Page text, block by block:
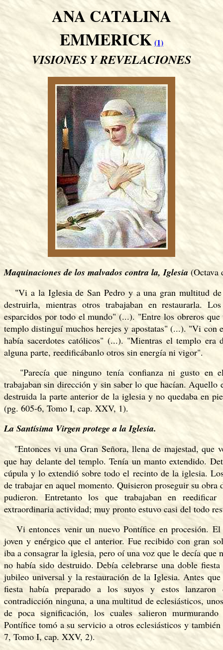
ANA CATALINA
EMMERICK (1)
VISIONES Y REVELACIONES
Maquinaciones de los malvados contra la, Iglesia (Octava
"Vi a la Iglesia de San Pedro y a una gran multitud de
destruirla, mientras otros trabajaban en restaurarla. Los
esparcidos por todo el mundo" (...). "Entre los obreros
templo distinguí muchos herejes y apostatas" (...). "Vi con
había sacerdotes católicos" (...). "Mientras el templo era
alguna parte, reedificábanlo otros sin energía ni vigor".
"Parecía que ninguno tenía confianza ni gusto en
trabajaban sin dirección y sin saber lo que hacían. Aquello
destruida la parte anterior de la iglesia y no quedaba en
(pg. 605-6, Tomo I, cap. XXV, 1).
La Santísima Virgen protege a la Iglesia.
"Entonces vi una Gran Señora, llena de majestad, que
que hay delante del templo. Tenía un manto extendido.
cúpula y lo extendió sobre todo el recinto de la iglesia.
de trabajar en aquel momento. Quisieron proseguir su obra
pudieron. Entretanto los que trabajaban en reedificar
extraordinaria actividad; muy pronto estuvo casi del todo
Vi entonces venir un nuevo Pontífice en procesión. El
joven y enérgico que el anterior. Fue recibido con gran
iba a consagrar la iglesia, pero oí una voz que le decía que
no había sido destruido. Debía celebrarse una doble
jubileo universal y la restauración de la Iglesia. Antes que
fiesta había preparado a los suyos y estos lanzaron
contradicción ninguna, a una multitud de eclesiásticos,
de poca significación, los cuales salieron
Pontífice tomó a su servicio a otros eclesiásticos y
7, Tomo I, cap. XXV, 2).